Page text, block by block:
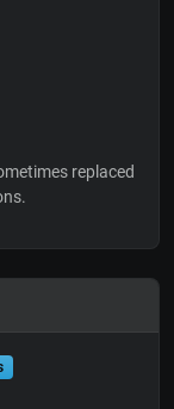
replaced